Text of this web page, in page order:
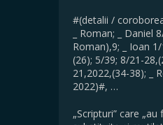
#(detalii /
_ Roman; _ Daniel
Roman),9; _ Ioan
(26); 5/39; 8/21-
21,2022,(34-38); _
2022)#, …
„Scripturi” care